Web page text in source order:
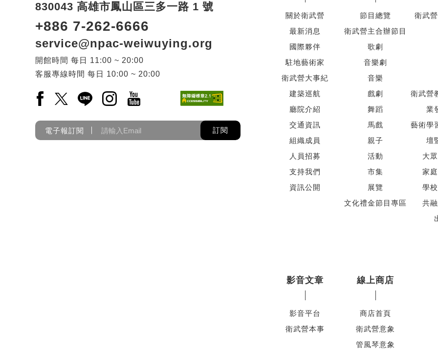
830043 高雄市鳳山區三多一路 1 號
+886 7-262-6666
service@npac-weiwuying.org
開館時間 每日
11:00 ~ 20:00
客服專線時間 每日 10:00 ~ 20:00
Facebook(另開新視窗)
X(另開新視窗)
LINE(另開新視窗)
Instagram(另開新視窗)
YouTube(另開新視窗)
電子報訂閱 訂閱
關於衛武營
最新消息
國際夥伴
駐地藝術家
衛武營大事紀
建築巡航
廳院介紹
交通資訊
組織成員
人員招募
支持我們
資訊公開
節目總覽
衛武營主合辦節目
歌劇
音樂劇
音樂
戲劇
舞蹈
馬戲
親子
活動
市集
展覽
文化禮金節目專區
衛武
衛武營
業
藝術學
壇
大
家
學
共
影音文章
影音平台
衛武營本事
線上商店
商店首頁
衛武營意象
管風琴意象